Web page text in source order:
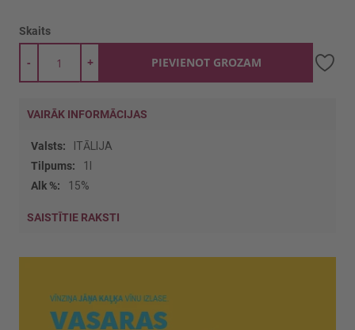
Skaits
+
- PIEVIENOT GROZAM
VAIRĀK INFORMĀCIJAS
Vairāk
informācijas
ITĀLIJA
1l
15%
SAISTĪTIE RAKSTI